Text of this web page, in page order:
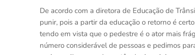
De acordo com a diretora de Educação de
punir, pois a partir da educação o retorno é
tendo em vista que o pedestre é o ator mais
número considerável de pessoas e pedimos